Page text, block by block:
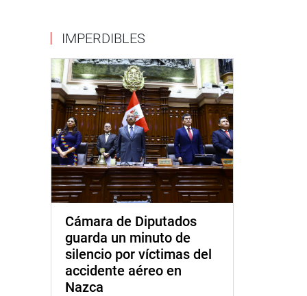
IMPERDIBLES
Cámara de Diputados
guarda un minuto de
silencio por víctimas del
accidente aéreo en
Nazca